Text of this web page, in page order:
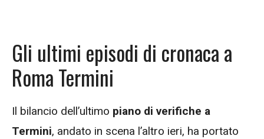
Gli ultimi episodi di cronaca a
Roma Termini
Il bilancio dell’ultimo piano di verifiche a
Termini, andato in scena l’altro ieri, ha portato